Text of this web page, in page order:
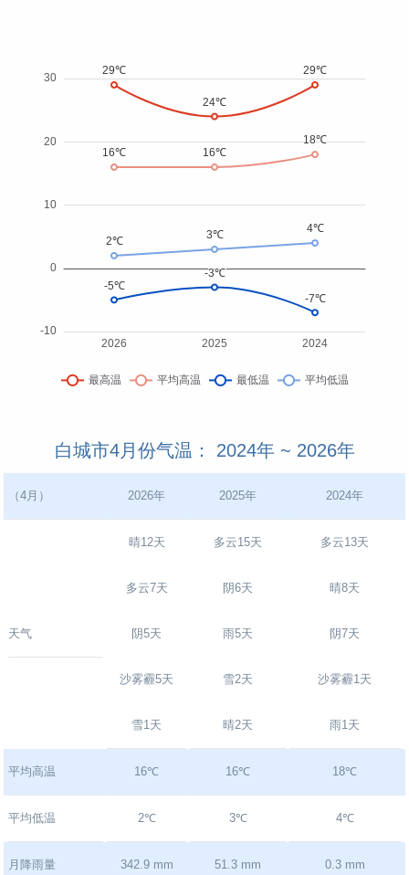
白城市4月份气温： 2024年 ~ 2026年
（4月） 2026年 2025年 2024年
天气
晴12天
多云7天
阴5天
沙雾霾5天
雪1天
多云15天
阴6天
雨5天
雪2天
晴2天
多云13天
晴8天
阴7天
沙雾霾1天
雨1天
平均高温 16℃ 16℃ 18℃
平均低温 2℃ 3℃ 4℃
月降雨量 342.9 mm 51.3 mm 0.3 mm